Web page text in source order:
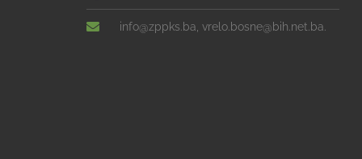
info@zppks.ba, vrelo.bosne@bih.net.ba.